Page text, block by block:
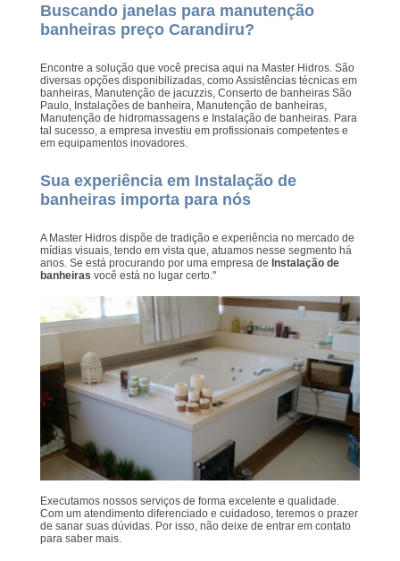
Buscando janelas para manutenção
banheiras preço Carandiru?
Encontre a solução que você precisa aqui na Master Hidros. São
diversas opções disponibilizadas, como Assistências técnicas em
banheiras, Manutenção de jacuzzis, Conserto de banheiras São
Paulo, Instalações de banheira, Manutenção de banheiras,
Manutenção de hidromassagens e Instalação de banheiras. Para
tal sucesso, a empresa investiu em profissionais competentes e
em equipamentos inovadores.
Sua experiência em Instalação de
banheiras importa para nós
A Master Hidros dispõe de tradição e experiência no mercado de
mídias visuais, tendo em vista que, atuamos nesse segmento há
anos. Se está procurando por uma empresa de Instalação de
banheiras você está no lugar certo."
Executamos nossos serviços de forma excelente e qualidade.
Com um atendimento diferenciado e cuidadoso, teremos o prazer
de sanar suas dúvidas. Por isso, não deixe de entrar em contato
para saber mais.